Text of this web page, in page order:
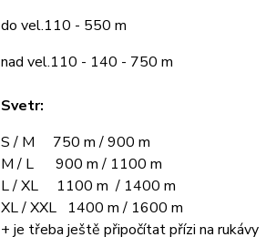
do vel.110 - 550 m
nad vel.110 - 140 - 750 m
Svetr:
S / M 750 m / 900 m
M / L 900 m / 1100 m
L / XL 1100 m / 1400 m
XL / XXL 1400 m / 1600 m
+ je třeba ještě připočítat přízi na rukávy